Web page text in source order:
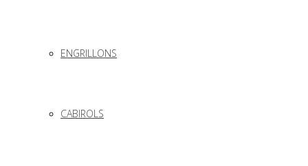
ENGRILLONS
CABIROLS